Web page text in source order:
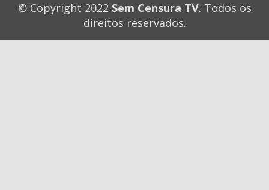
© Copyright 2022 Sem Censura TV. Todos os
direitos reservados.